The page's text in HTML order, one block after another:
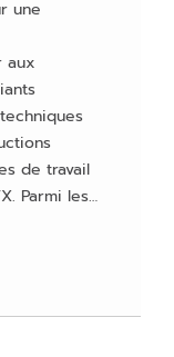
une
aux
de travail
Parmi les…